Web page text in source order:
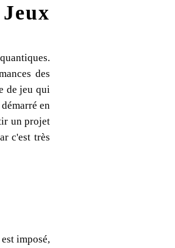
des
de jeu qui
en
un projet
c'est très
imposé,